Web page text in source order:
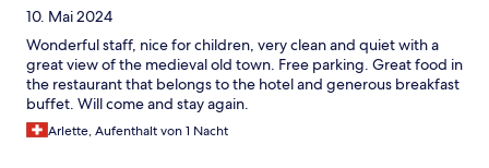
10. Mai 2024
Wonderful staff, nice for children, very clean and quiet with a
great view of the medieval old town. Free parking. Great food in
the restaurant that belongs to the hotel and generous breakfast
buffet. Will come and stay again.
Arlette, Aufenthalt von 1 Nacht